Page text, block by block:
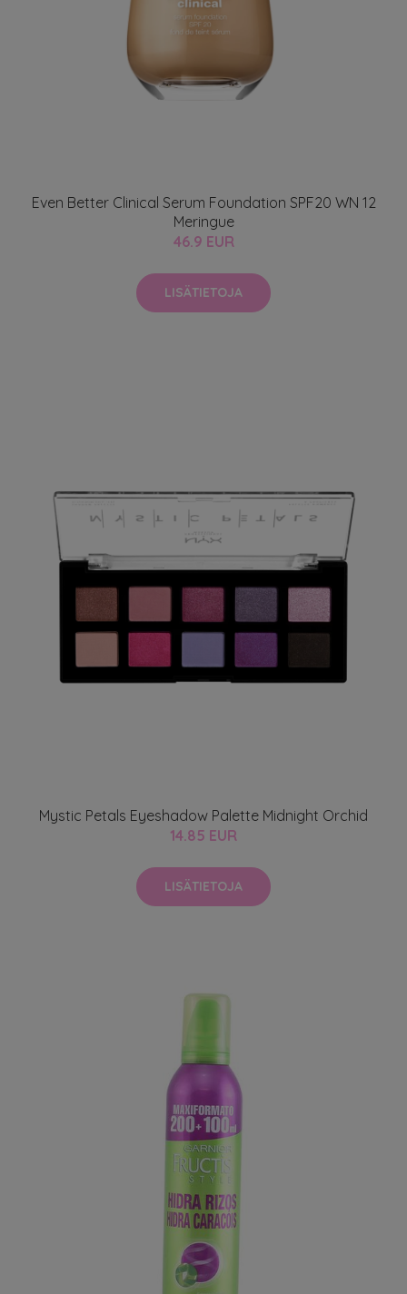
Even Better Clinical Serum Foundation SPF20 WN 12
Meringue
46.9 EUR
LISÄTIETOJA
Mystic Petals Eyeshadow Palette Midnight Orchid
14.85 EUR
LISÄTIETOJA